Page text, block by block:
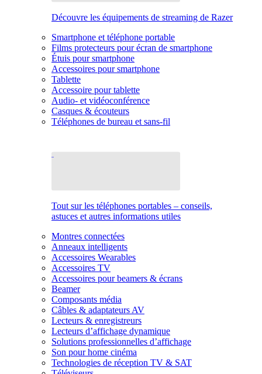
Découvre les équipements de streaming de Razer
Smartphone et téléphone portable
Films protecteurs pour écran de smartphone
Étuis pour smartphone
Accessoires pour smartphone
Tablette
Accessoire pour tablette
Audio- et vidéoconférence
Casques & écouteurs
Téléphones de bureau et sans-fil
Tout sur les téléphones portables – conseils,
astuces et autres informations utiles
Montres connectées
Anneaux intelligents
Accessoires Wearables
Accessoires TV
Accessoires pour beamers & écrans
Beamer
Composants média
Câbles & adaptateurs AV
Lecteurs & enregistreurs
Lecteurs d’affichage dynamique
Solutions professionnelles d’affichage
Son pour home cinéma
Technologies de réception TV & SAT